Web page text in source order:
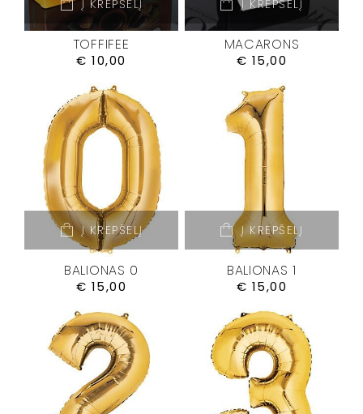
Į KREPŠELĮ
TOFFIFEE
€ 10,00
Į KREPŠELĮ
MACARONS
€ 15,00
Į KREPŠELĮ
BALIONAS 0
€ 15,00
Į KREPŠELĮ
BALIONAS 1
€ 15,00